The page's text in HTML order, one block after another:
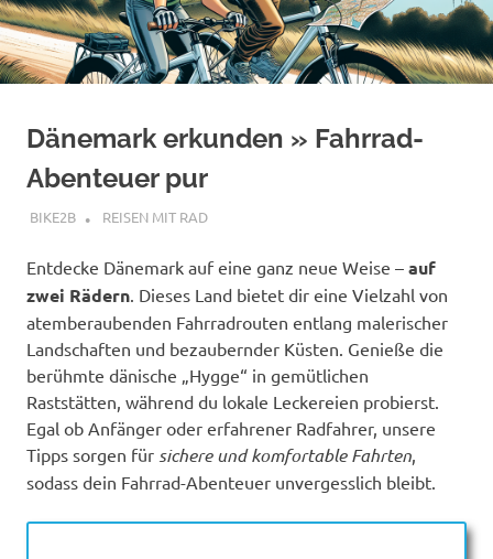
Dänemark erkunden » Fahrrad-
Abenteuer pur
JUNI 26, 2024
BIKE2B REISEN MIT RAD
Entdecke Dänemark auf eine ganz neue Weise – auf
zwei Rädern . Dieses Land bietet dir eine Vielzahl von
atemberaubenden Fahrradrouten entlang malerischer
Landschaften und bezaubernder Küsten. Genieße die
berühmte dänische „Hygge“ in gemütlichen
Raststätten, während du lokale Leckereien probierst.
Egal ob Anfänger oder erfahrener Radfahrer, unsere
Tipps sorgen für sichere und komfortable Fahrten
sodass dein Fahrrad-Abenteuer unvergesslich bleibt.